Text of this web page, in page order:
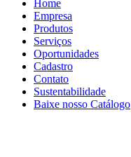
Home
Empresa
Produtos
Serviços
Oportunidades
Cadastro
Contato
Sustentabilidade
Baixe nosso Catálogo